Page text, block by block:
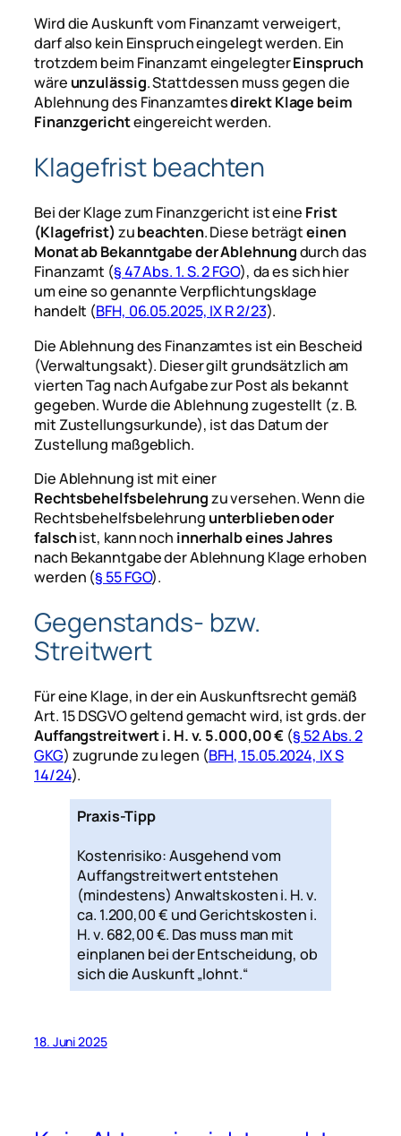
Wird die Auskunft vom Finanzamt verweigert,
darf also kein Einspruch eingelegt werden. Ein
trotzdem beim Finanzamt eingelegterEinspruch
wäre unzulässig. Stattdessen muss gegen die
Ablehnung des Finanzamtesdirekt Klage beim
Finanzgerichteingereicht werden.
Klagefrist beachten
Bei der Klage zum Finanzgericht ist eine Frist
(Klagefrist) zubeachten. Diese beträgteinen
Monat ab Bekanntgabe der Ablehnungdurch das
Finanzamt (§ 47 Abs. 1. S. 2 FGO), da es sich hier
um eine so genannte Verpflichtungsklage
handelt (BFH, 06.05.2025, IX R 2/23).
Die Ablehnung des Finanzamtes ist ein Bescheid
(Verwaltungsakt). Dieser gilt grundsätzlich am
vierten Tag nach Aufgabe zur Post als bekannt
gegeben. Wurde die Ablehnung zugestellt (z. B.
mit Zustellungsurkunde), ist das Datum der
Zustellung maßgeblich.
Die Ablehnung ist mit einer
Rechtsbehelfsbelehrungzu versehen. Wenn die
Rechtsbehelfsbelehrung unterblieben oder
falschist, kann noch innerhalb eines Jahres
nach Bekanntgabe der Ablehnung Klage erhoben
werden (§ 55 FGO).
Gegenstands- bzw.
Streitwert
Für eine Klage, in der ein Auskunftsrecht gemäß
Art. 15 DSGVO geltend gemacht wird, ist grds. der
Auffangstreitwert i. H. v. 5.000,00 € (§ 52 Abs. 2
GKG) zugrunde zu legen (BFH, 15.05.2024, IX S
14/24).
Praxis-Tipp
Kostenrisiko: Ausgehend vom
Auffangstreitwert entstehen
(mindestens) Anwaltskosten i. H. v.
ca. 1.200,00 € und Gerichtskosten i.
H. v. 682,00 €. Das muss man mit
einplanen bei der Entscheidung, ob
sich die Auskunft „lohnt.“
18. Juni 2025